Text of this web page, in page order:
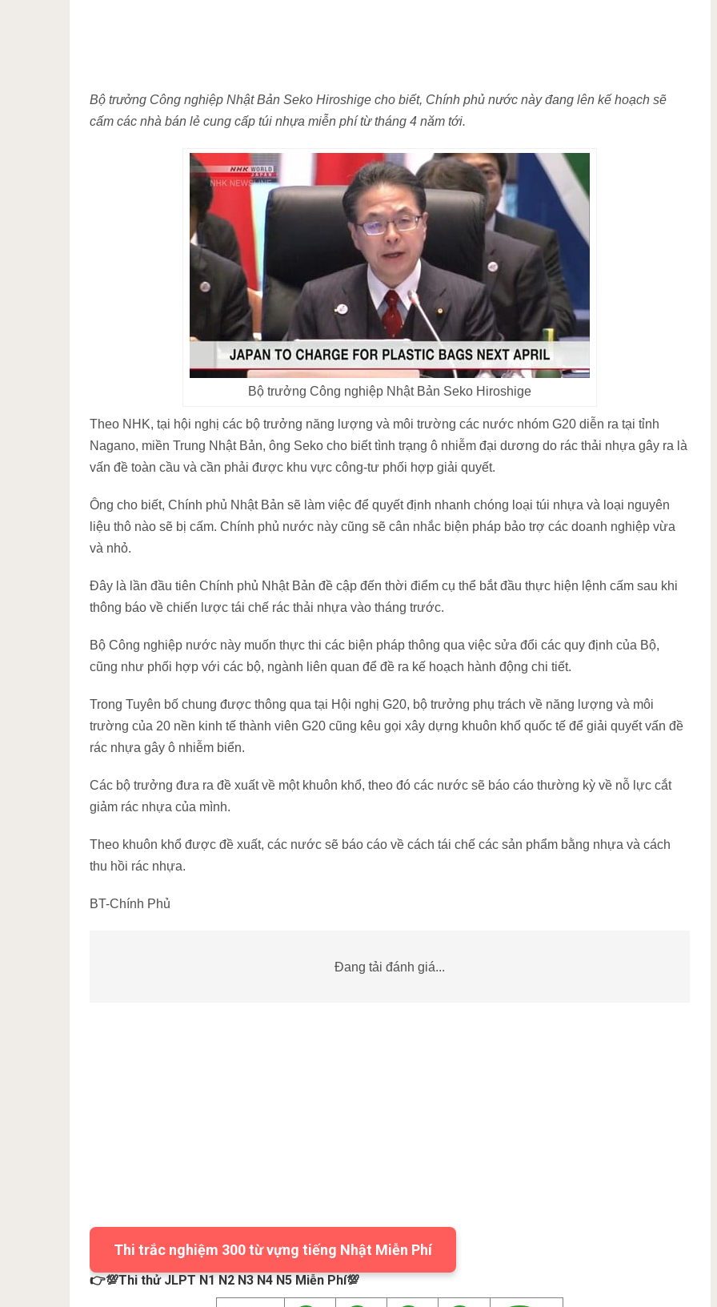
Bộ trưởng Công nghiệp Nhật Bản Seko Hiroshige cho biết, Chính phủ nước này đang lên kế hoạch sẽ
cấm các nhà bán lẻ cung cấp túi nhựa miễn phí từ tháng 4 năm tới.
Bộ trưởng Công nghiệp Nhật Bản Seko Hiroshige
Theo NHK, tại hội nghị các bộ trưởng năng lượng và môi trường các nước nhóm G20 diễn ra tại tỉnh
Nagano, miền Trung Nhật Bản, ông Seko cho biết tình trạng ô nhiễm đại dương do rác thải nhựa gây ra là
vấn đề toàn cầu và cần phải được khu vực công-tư phối hợp giải quyết.
Ông cho biết, Chính phủ Nhật Bản sẽ làm việc để quyết định nhanh chóng loại túi nhựa và loại nguyên
liệu thô nào sẽ bị cấm. Chính phủ nước này cũng sẽ cân nhắc biện pháp bảo trợ các doanh nghiệp vừa
và nhỏ.
Đây là lần đầu tiên Chính phủ Nhật Bản đề cập đến thời điểm cụ thể bắt đầu thực hiện lệnh cấm sau khi
thông báo về chiến lược tái chế rác thải nhựa vào tháng trước.
Bộ Công nghiệp nước này muốn thực thi các biện pháp thông qua việc sửa đổi các quy định của Bộ,
cũng như phối hợp với các bộ, ngành liên quan để đề ra kế hoạch hành động chi tiết.
Trong Tuyên bố chung được thông qua tại Hội nghị G20, bộ trưởng phụ trách về năng lượng và môi
trường của 20 nền kinh tế thành viên G20 cũng kêu gọi xây dựng khuôn khổ quốc tế để giải quyết vấn đề
rác nhựa gây ô nhiễm biển.
Các bộ trưởng đưa ra đề xuất về một khuôn khổ, theo đó các nước sẽ báo cáo thường kỳ về nỗ lực cắt
giảm rác nhựa của mình.
Theo khuôn khổ được đề xuất, các nước sẽ báo cáo về cách tái chế các sản phẩm bằng nhựa và cách
thu hồi rác nhựa.
BT-Chính Phủ
Đang tải đánh giá...
Thi trắc nghiệm 300 từ vựng tiếng Nhật Miễn Phí
👉💯Thi thử JLPT N1 N2 N3 N4 N5 Miễn Phí💯